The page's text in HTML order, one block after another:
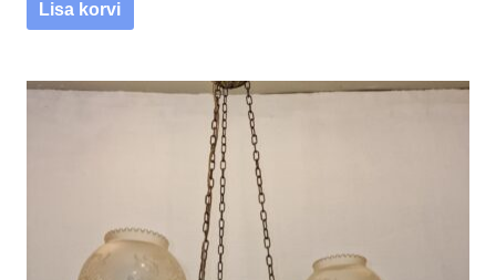
Lisa korvi